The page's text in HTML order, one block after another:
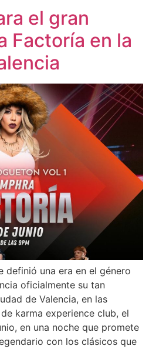
el gran
Factoría en la
definió una era en el género
oficialmente su tan
de Valencia, en las
karma experience club, el
en una noche que promete
con los clásicos que